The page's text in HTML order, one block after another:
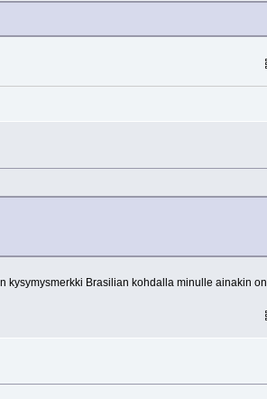
kysymysmerkki Brasilian kohdalla minulle ainakin on